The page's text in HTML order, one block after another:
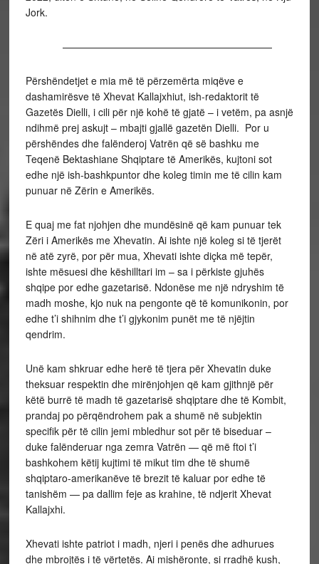
Jork.
—————————————————————
Përshëndetjet e mia më të përzemërta miqëve e
dashamirësve të Xhevat Kallajxhiut, ish-redaktorit të
Gazetës Dielli, i cili për një kohë të gjatë – i vetëm, pa asnjë
ndihmë prej askujt – mbajti gjallë gazetën Dielli. Por u
përshëndes dhe falënderoj Vatrën që së bashku me
Teqenë Bektashiane Shqiptare të Amerikës, kujtoni sot
edhe një ish-bashkpuntor dhe koleg timin me të cilin kam
punuar në Zërin e Amerikës.
E quaj me fat njohjen dhe mundësinë që kam punuar tek
Zëri i Amerikës me Xhevatin. Ai ishte një koleg si të tjerët
në atë zyrë, por për mua, Xhevati ishte diçka më tepër,
ishte mësuesi dhe këshilltari im – sa i përkiste gjuhës
shqipe por edhe gazetarisë. Ndonëse me një ndryshim të
madh moshe, kjo nuk na pengonte që të komunikonin, por
edhe t’i shihnim dhe t’i gjykonim punët me të njëjtin
qendrim.
Unë kam shkruar edhe herë të tjera për Xhevatin duke
theksuar respektin dhe mirënjohjen që kam gjithnjë për
këtë burrë të madh të gazetarisë shqiptare dhe të Kombit,
prandaj po përqëndrohem pak a shumë në subjektin
specifik për të cilin jemi mbledhur sot për të biseduar –
duke falënderuar nga zemra Vatrën — që më ftoi t’i
bashkohem këtij kujtimi të mikut tim dhe të shumë
shqiptaro-amerikanëve të brezit të kaluar por edhe të
tanishëm — pa dallim feje as krahine, të ndjerit Xhevat
Kallajxhi.
Xhevati ishte patriot i madh, njeri i penës dhe adhurues
dhe mbrojtës i të vërtetës. Ai mishëronte, si rradhë kush,